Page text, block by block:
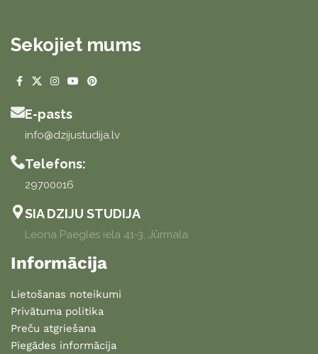
Sekojiet mums
E-pasts
info@dzijustudija.lv
Telefons:
29700016
SIA DZIJU STUDIJA
Leona Paegles iela 41-3, Jūrmala
Informācija
Lietošanas noteikumi
Privātuma politika
Preču atgriešana
Piegādes informācija